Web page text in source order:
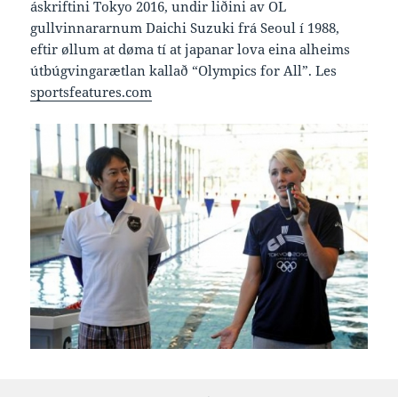
áskriftini Tokyo 2016, undir liðini av OL
gullvinnararnum Daichi Suzuki frá Seoul í 1988,
eftir øllum at døma tí at japanar lova eina alheims
útbúgvingarætlan kallað “Olympics for All”. Les
sportsfeatures.com